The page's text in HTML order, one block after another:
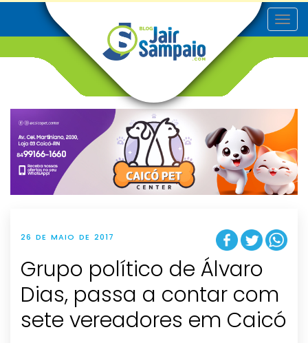
T
o
v
g
t
i
o
n
26 DE MAIO DE 2017
Grupo político de Álvaro
Dias, passa a contar com
sete vereadores em Caicó